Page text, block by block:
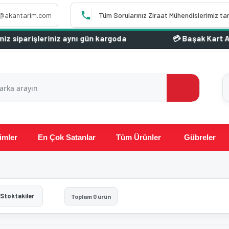
Tüm Sorularınız Ziraat Mühendislerimiz
aynı gün kargoda
En Çok Satanlar Tüm Ürünler Gübreler
Stoktakiler Toplam 0 ürün